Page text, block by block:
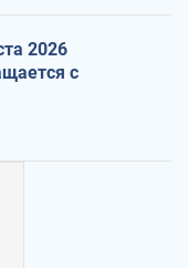
2026
с